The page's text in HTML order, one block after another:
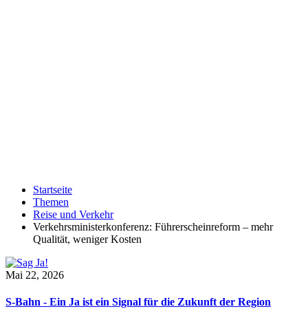
Startseite
Themen
Reise und Verkehr
Verkehrsministerkonferenz: Führerscheinreform – mehr
Qualität, weniger Kosten
Mai 22, 2026
S-Bahn - Ein Ja ist ein Signal für die Zukunft der Region